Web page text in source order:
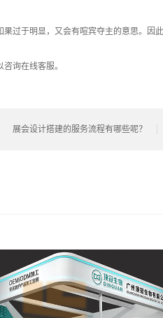
过于明显，又会有喧宾夺主的意思。因
询在线客服。
展会设计搭建的服务流程有哪些呢？